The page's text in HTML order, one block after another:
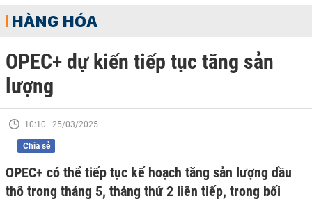
HÀNG HÓA
OPEC+ dự kiến tiếp tục tăng sản
lượng
10:10 | 25/03/2025
Chia sẻ
OPEC+ có thể tiếp tục kế hoạch tăng sản lượng dầu
thô trong tháng 5, tháng thứ 2 liên tiếp, trong bối